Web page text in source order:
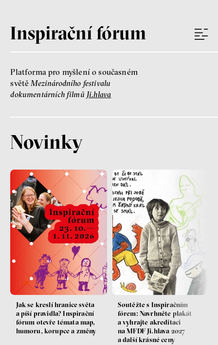
Inspirační fórum
Platforma pro myšlení o současném
světěMezinárodního festivalu
dokumentárních filmů Ji.hlava
Novinky
Jak se kreslí hranice světa
a píší pravidla? Inspirační
fórum otevře témata map,
humoru, korupce a změny
Soutěžte s Inspiračním
fórem: Navrhněte plakát
a vyhrajte akreditaci
na MFDF Ji.hlava 2027
a další krásné ceny